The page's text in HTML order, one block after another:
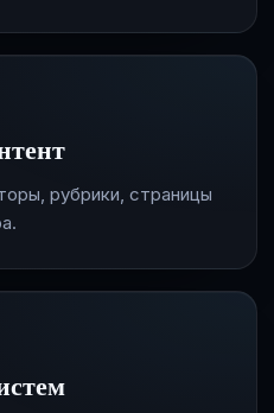
рубрики, страницы